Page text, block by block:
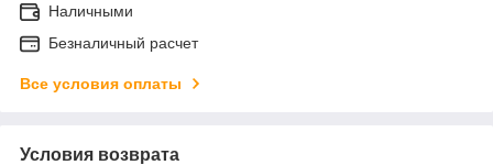
Наличными
Безналичный расчет
Все условия оплаты
Условия возврата